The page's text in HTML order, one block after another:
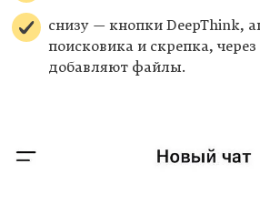
снизу — кнопки DeepThink,
поисковика и скрепка,
добавляют файлы.